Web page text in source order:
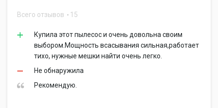
Всего отзывов 15
Купила этот пылесос и очень довольна своим
выбором.Мощность всасывания сильная,работает
тихо, нужные мешки найти очень легко.
Не обнаружила
Рекомендую.